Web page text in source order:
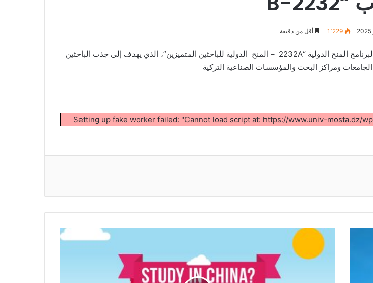
1٬229 أقل من دقيقة
يعلن المجلس التركي للبحوث العلمية والتكنولوجية (توبيتاك) عن فتح باب التقديم لبرنامج المنح الدولية “2232A – المنح الدولية للباحثين المتميزين”، الذي يهدف إلى جذب الباحثين
ومراكز البحث والمؤسسات الصناعية التركية
Setting up fake worker failed: "Cannot load script at: https://www.univ-mosta.dz/